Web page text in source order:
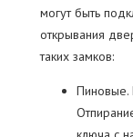
могут быть
открывания
таких замков:
Пиновые.